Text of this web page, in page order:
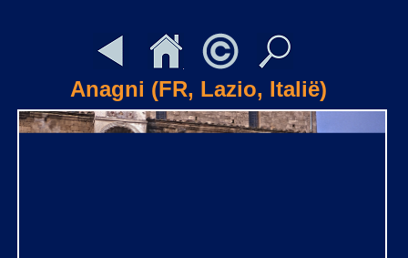
Anagni (FR, Lazio, Italië)